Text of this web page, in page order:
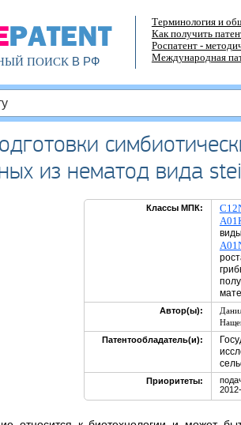
ПОИСКВ РФ
Терминология и
Как получить
Роспатент -
Международная
из нематод вида
Классы МПК:
Автор(ы):
Патентообладатель(и):
Приоритеты: